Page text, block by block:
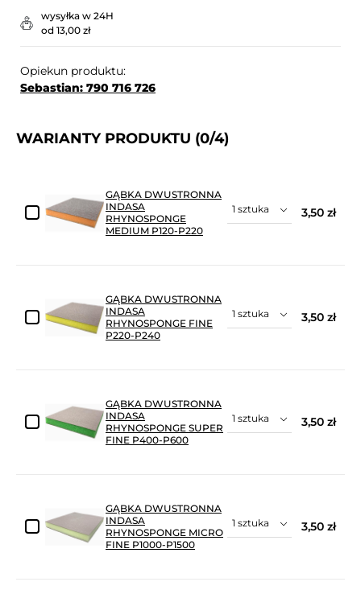
wysyłka w 24H
od 13,00 zł
Opiekun produktu:
Sebastian: 790 716 726
WARIANTY PRODUKTU (0/4)
GĄBKA DWUSTRONNA
INDASA
RHYNOSPONGE
MEDIUM P120-P220
3,50 zł
GĄBKA DWUSTRONNA
INDASA
RHYNOSPONGE FINE
P220-P240
3,50 zł
GĄBKA DWUSTRONNA
INDASA
RHYNOSPONGE SUPER
FINE P400-P600
3,50 zł
GĄBKA DWUSTRONNA
INDASA
RHYNOSPONGE MICRO
FINE P1000-P1500
3,50 zł